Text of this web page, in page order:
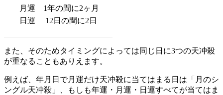
月運
1年の間に2ヶ月
日運
12日の間に2日
また、そのためタイミングによっては同じ日に3つの天冲殺
が重なることもありえます。
例えば、年月日で月運だけ天冲殺に当てはまる日は「月のシ
ングル天冲殺」、もしも年運・月運・日運すべてが当てはま